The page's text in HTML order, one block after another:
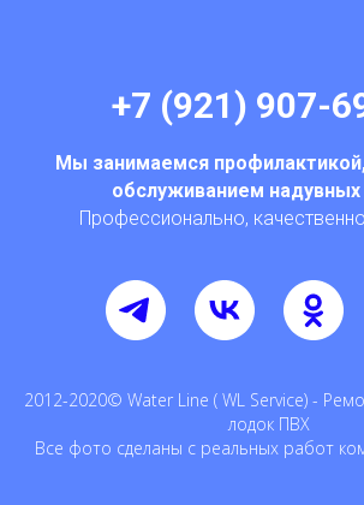
+7 (921) 907-
Мы занимаемся
обслуживанием надувных
Профессионально,
2012-2020© Water Line ( WL Service) -
лодок ПВХ
Все фото сделаны с реальных работ